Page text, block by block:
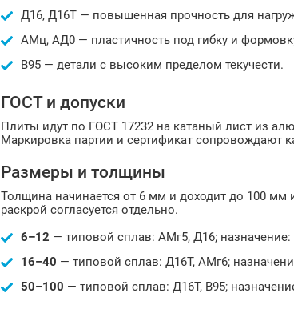
Д16, Д16Т — повышенная прочность для
АМц, АД0 — пластичность под гибку и
В95 — детали с высоким пределом текучести.
ГОСТ и допуски
Плиты идут по ГОСТ 17232 на катаный лист из
Маркировка партии и сертификат сопровождают
Размеры и толщины
Толщина начинается от 6 мм и доходит до 100
раскрой согласуется отдельно.
6–12 — типовой сплав: АМг5, Д16;
16–40 — типовой сплав: Д16Т, АМг6;
50–100 — типовой сплав: Д16Т, В95;